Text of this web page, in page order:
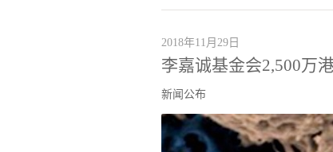
2018年11月29日
李嘉诚基金会2,500万
新闻公布